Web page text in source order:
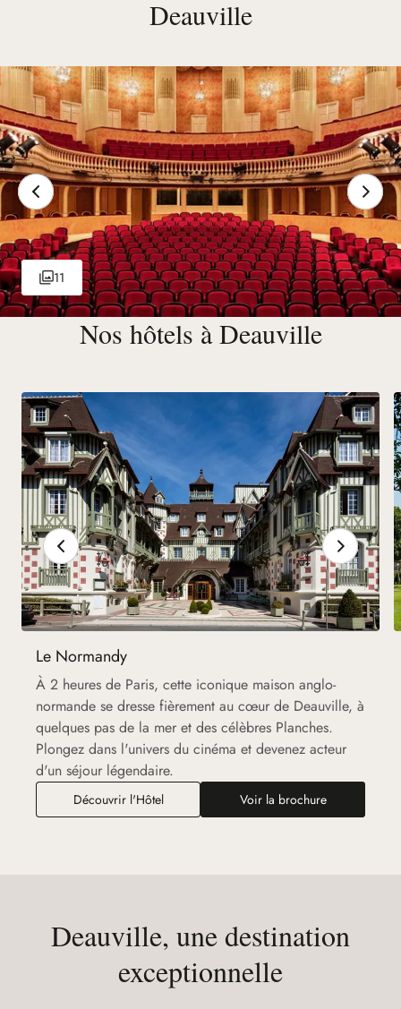
Deauville
11
Nos hôtels à Deauville
Le Normandy
À 2 heures de Paris, cette iconique maison anglo-
normande se dresse fièrement au cœur de Deauville, à
quelques pas de la mer et des célèbres Planches.
Plongez dans l'univers du cinéma et devenez acteur
d'un séjour légendaire.
Découvrir l'Hôtel Voir la brochure
Deauville, une destination
exceptionnelle